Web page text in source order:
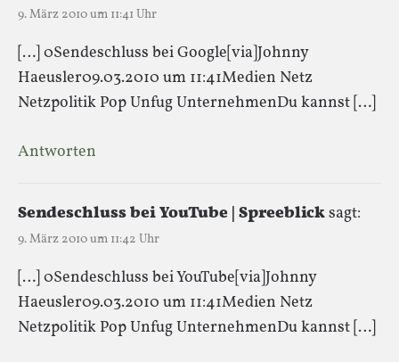
9. März 2010 um 11:41 Uhr
[…] 0Sendeschluss bei Google[via]Johnny
Haeusler09.03.2010 um 11:41Medien Netz
Netzpolitik Pop Unfug UnternehmenDu kannst […]
Antworten
Sendeschluss bei YouTube | Spreeblicksagt:
9. März 2010 um 11:42 Uhr
[…] 0Sendeschluss bei YouTube[via]Johnny
Haeusler09.03.2010 um 11:41Medien Netz
Netzpolitik Pop Unfug UnternehmenDu kannst […]